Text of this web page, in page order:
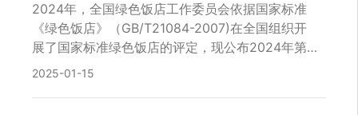
2024年，全国绿色饭店工作委员会依据国家标准
《绿色饭店》（GB/T21084-2007)在全国组织开
展了国家标准绿色饭店的评定，现公布2024年第
三批国家标准绿色饭店名单。获评资格仅证明以下
2025-01-15